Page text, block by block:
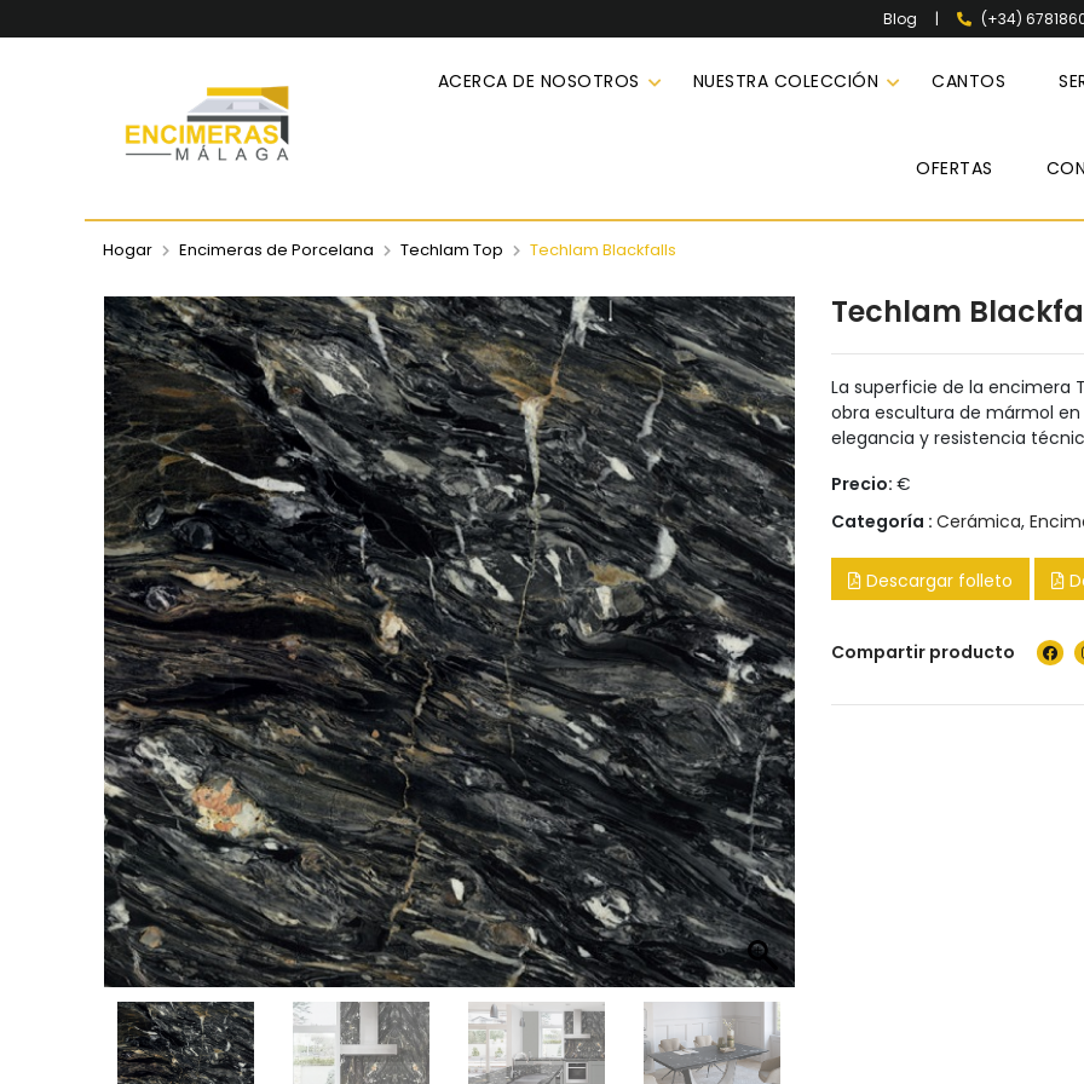
Blog | (+34)
ACERCA DE NOSOTROS NUESTRA COLECCIÓN CANTOS
OFERTAS
Hogar Encimeras de Porcelana Techlam Top Techlam Blackfalls
Techlam
La superficie de la encimera
obra escultura de mármol
elegancia y resistencia
Precio: €
Categoría : Cerámica,
Descargar folleto
Compartir producto